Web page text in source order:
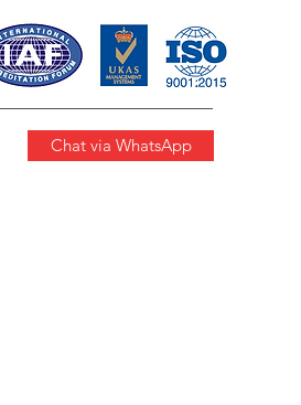
Chat via WhatsApp